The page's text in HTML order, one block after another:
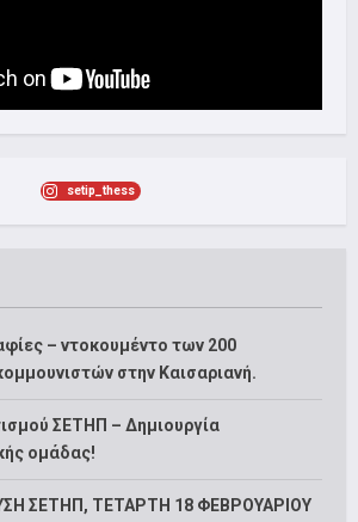
setip_thess
– ντοκουμέντο των 200
στην Καισαριανή.
ΣΕΤΗΠ – Δημιουργία
ομάδας!
ΣΕΤΗΠ, ΤΕΤΑΡΤΗ 18 ΦΕΒΡΟΥΑΡΙΟΥ